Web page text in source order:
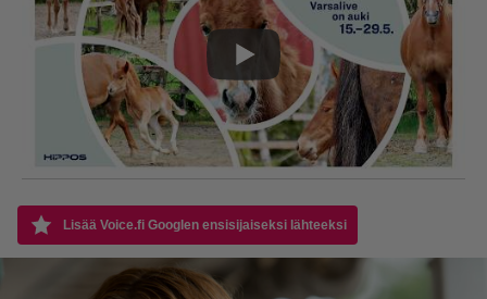
Lisää Voice.fi Googlen ensisijaiseksi lähteeksi